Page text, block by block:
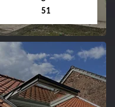
51
Démoussage de